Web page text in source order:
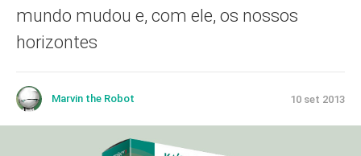
mundo mudou e, com ele, os nossos
horizontes
Marvin the Robot 10 set 2013